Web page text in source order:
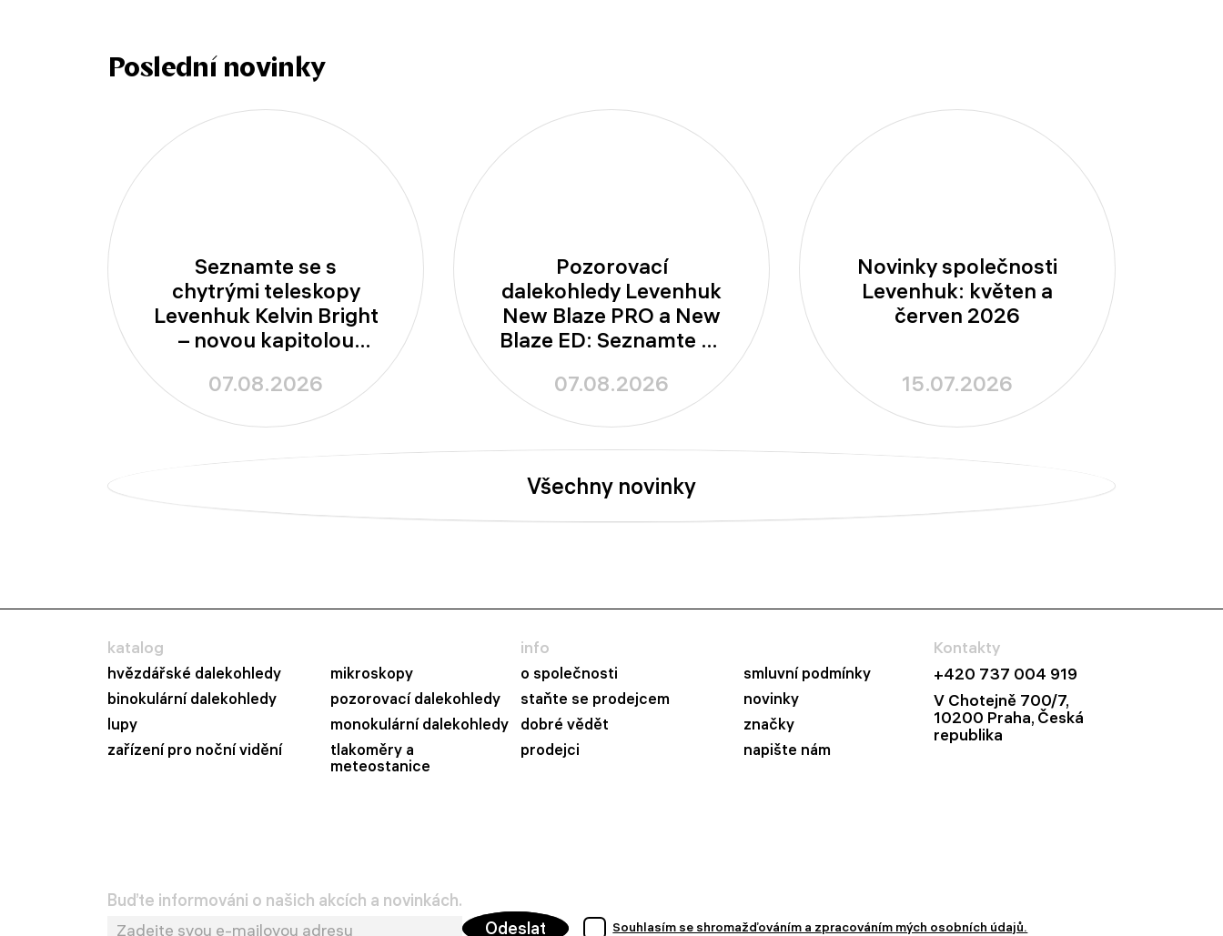
Poslední novinky
Seznamte se s
chytrými teleskopy
Levenhuk Kelvin Bright
– novou kapitolou
07.08.2026
Pozorovací
dalekohledy Levenhuk
New Blaze PRO a New
Blaze ED: Seznamte se
100mm aperturou
07.08.2026
Novinky společnosti
Levenhuk: květen a
červen 2026
15.07.2026
Všechny novinky
katalog
hvězdářské dalekohledy
mikroskopy
binokulární dalekohledy
pozorovací dalekohledy
lupy
monokulární dalekohledy
zařízení pro noční vidění
tlakoměry a
meteostanice
info
o společnosti
smluvní podmínky
staňte se prodejcem
novinky
dobré vědět
značky
prodejci
napište nám
Kontakty
+420 737 004 919
V Chotejně 700/7,
10200 Praha, Česká
republika
Buďte informováni o našich akcích a novinkách.
Odeslat
Souhlasím se shromažďováním a zpracováním mých osobních údajů.